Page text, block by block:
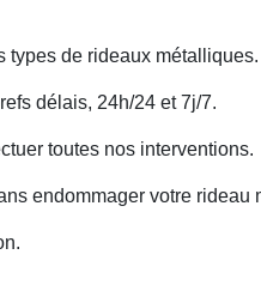
types de rideaux métalliques.
délais, 24h/24 et 7j/7.
toutes nos interventions.
endommager votre rideau